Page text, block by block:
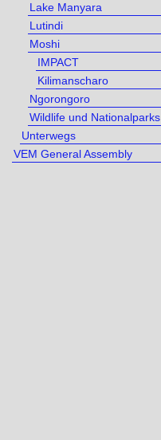
Lake Manyara
Lutindi
Moshi
IMPACT
Kilimanscharo
Ngorongoro
Wildlife und Nationalparks
Unterwegs
VEM General Assembly